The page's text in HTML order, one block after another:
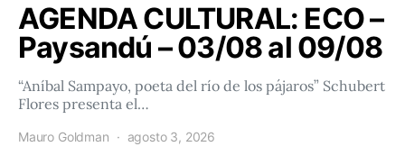
AGENDA CULTURAL: ECO –
Paysandú – 03/08 al 09/08
“Aníbal Sampayo, poeta del río de los pájaros” Schubert
Flores presenta el…
Mauro Goldman agosto 3, 2026